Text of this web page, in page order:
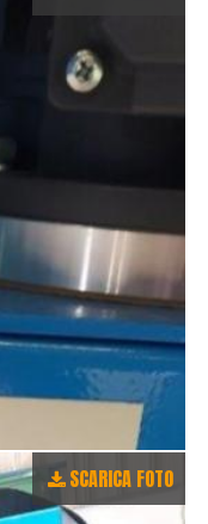
SCARICA FOTO